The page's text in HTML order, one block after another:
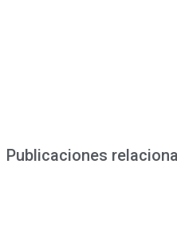
Publicaciones